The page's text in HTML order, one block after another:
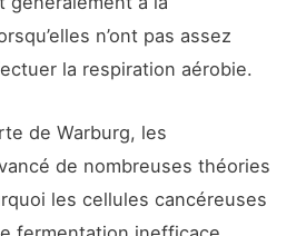
n’ont pas assez
la respiration aérobie.
de Warburg, les
de nombreuses théories
les cellules cancéreuses